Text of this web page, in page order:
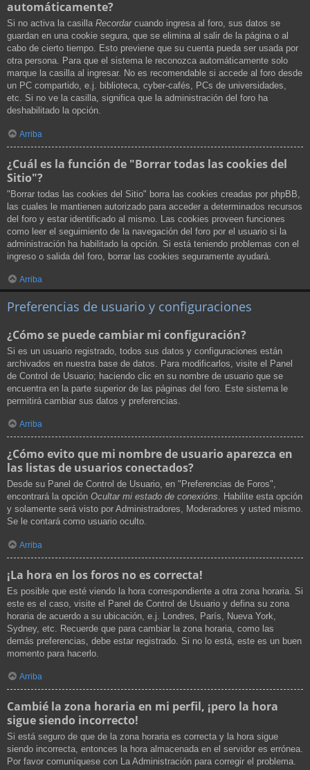
automáticamente?
Si no activa la casilla Recordarcuando ingresa al foro, sus datos se
guardan en una cookie segura, que se elimina al salir de la página o al
cabo de cierto tiempo. Esto previene que su cuenta pueda ser usada por
otra persona. Para que el sistema le reconozca automáticamente solo
marque la casilla al ingresar. No es recomendable si accede al foro desde
un PC compartido, e.j. biblioteca, cyber-cafés, PCs de universidades,
etc. Si no ve la casilla, significa que la administración del foro ha
deshabilitado la opción.
Arriba
¿Cuál es la función de "Borrar todas las cookies del
Sitio"?
"Borrar todas las cookies del Sitio" borra las cookies creadas por phpBB,
las cuales le mantienen autorizado para acceder a determinados recursos
del foro y estar identificado al mismo. Las cookies proveen funciones
como leer el seguimiento de la navegación del foro por el usuario si la
administración ha habilitado la opción. Si está teniendo problemas con el
ingreso o salida del foro, borrar las cookies seguramente ayudará.
Arriba
Preferencias de usuario y configuraciones
¿Cómo se puede cambiar mi configuración?
Si es un usuario registrado, todos sus datos y configuraciones están
archivados en nuestra base de datos. Para modificarlos, visite el Panel
de Control de Usuario; haciendo clic en su nombre de usuario que se
encuentra en la parte superior de las páginas del foro. Este sistema le
permitirá cambiar sus datos y preferencias.
Arriba
¿Cómo evito que mi nombre de usuario aparezca en
las listas de usuarios conectados?
Desde su Panel de Control de Usuario, en "Preferencias de Foros",
encontrará la opción Ocultar mi estado de conexións. Habilite esta opción
y solamente será visto por Administradores, Moderadores y usted mismo.
Se le contará como usuario oculto.
Arriba
¡La hora en los foros no es correcta!
Es posible que esté viendo la hora correspondiente a otra zona horaria. Si
este es el caso, visite el Panel de Control de Usuario y defina su zona
horaria de acuerdo a su ubicación, e.j. Londres, París, Nueva York,
Sydney, etc. Recuerde que para cambiar la zona horaria, como las
demás preferencias, debe estar registrado. Si no lo está, este es un buen
momento para hacerlo.
Arriba
Cambié la zona horaria en mi perfil, ¡pero la hora
sigue siendo incorrecto!
Si está seguro de que de la zona horaria es correcta y la hora sigue
siendo incorrecta, entonces la hora almacenada en el servidor es errónea.
Por favor comuníquese con La Administración para corregir el problema.